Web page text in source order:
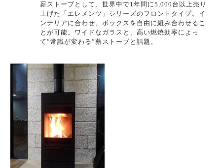
薪ストーブとして、世界中で1年間に5,000台以上売り
上げた「エレメンツ」シリーズのフロントタイプ。イ
ンテリアに合わせ、ボックスを自由に組み合わせるこ
とが可能。ワイドなガラスと、高い燃焼効率によっ
て”常識が変わる”薪ストーブと話題。